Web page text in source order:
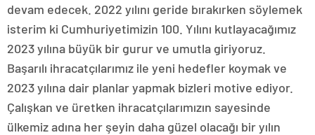
devam edecek. 2022 yılını geride bırakırken söylemek
isterim ki Cumhuriyetimizin 100. Yılını kutlayacağımız
2023 yılına büyük bir gurur ve umutla giriyoruz.
Başarılı ihracatçılarımız ile yeni hedefler koymak ve
2023 yılına dair planlar yapmak bizleri motive ediyor.
Çalışkan ve üretken ihracatçılarımızın sayesinde
ülkemiz adına her şeyin daha güzel olacağı bir yılın